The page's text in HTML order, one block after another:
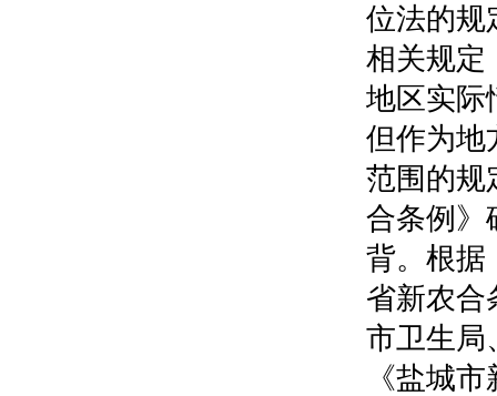
位法的规
相关规定
地区实际
但作为地
范围的规
合条例》
背。根据
省新农合
市卫生局
《盐城